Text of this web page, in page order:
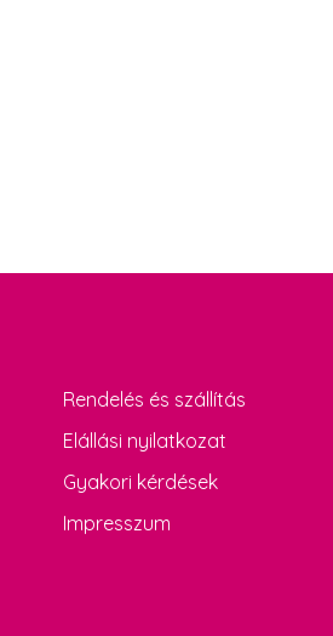
Rendelés és szállítás
Elállási nyilatkozat
Gyakori kérdések
Impresszum